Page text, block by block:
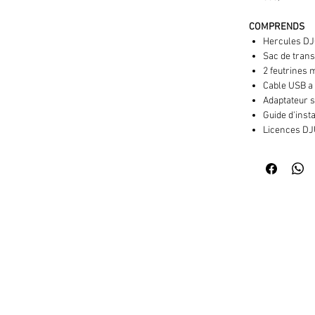
COMPRENDS
Hercules
Sac de
2 feutrines
Cable USB
Adaptateur
Guide
Licences